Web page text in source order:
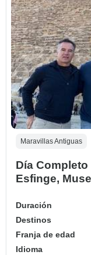
Maravillas Antiguas
Día
Esfinge,
Duración
Destinos
Franja de edad
Idioma